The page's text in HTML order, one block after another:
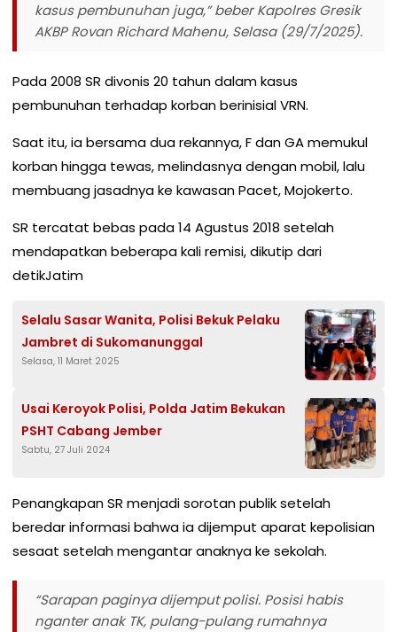
kasus pembunuhan juga,” beber Kapolres Gresik
AKBP Rovan Richard Mahenu, Selasa (29/7/2025).
Pada 2008 SR divonis 20 tahun dalam kasus
pembunuhan terhadap korban berinisial VRN.
Saat itu, ia bersama dua rekannya, F dan GA memukul
korban hingga tewas, melindasnya dengan mobil, lalu
membuang jasadnya ke kawasan Pacet, Mojokerto.
SR tercatat bebas pada 14 Agustus 2018 setelah
mendapatkan beberapa kali remisi, dikutip dari
detikJatim
Selalu Sasar Wanita, Polisi Bekuk Pelaku
Jambret di Sukomanunggal
Selasa, 11 Maret 2025
Usai Keroyok Polisi, Polda Jatim Bekukan
PSHT Cabang Jember
Sabtu, 27 Juli 2024
Penangkapan SR menjadi sorotan publik setelah
beredar informasi bahwa ia dijemput aparat kepolisian
sesaat setelah mengantar anaknya ke sekolah.
“Sarapan paginya dijemput polisi. Posisi habis
nganter anak TK, pulang-pulang rumahnya